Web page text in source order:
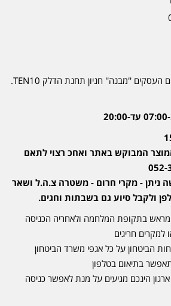
האילן 4 אור עקיבא - מתחם העסקים ''מבנה'' חניון תחנת הדלק TEN10.
המבוקש באתר ואחכ רצוי לתאם
ניתן - מקרי חרום - משטרה צ.ה.ל ושאר
ולקבל סיוע גם בשבתות וחגים.
מראש בתקופת המלחמה ולאחריה הכניסה
למקרים חריגים
הביטחון על כל אגפי משרד הביטחון
בתיאום בטלפון
הינכם מגיעים על מנת לאפשר כניסה